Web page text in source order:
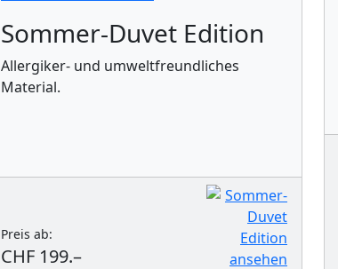
Sommer-Duvet Edition
Allergiker- und umweltfreundliches
Material.
Preis ab:
CHF 199.–